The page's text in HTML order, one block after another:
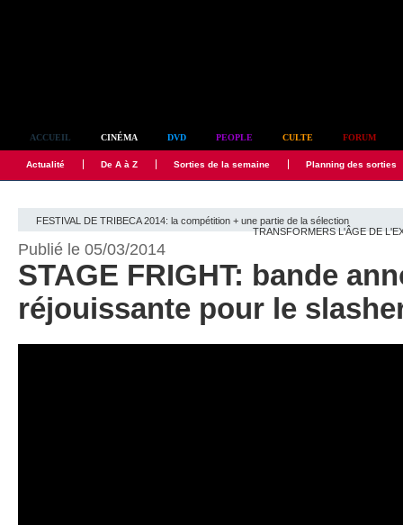
ACCUEIL CINÉMA DVD PEOPLE CULTE FORUM
Actualité De A à Z Sorties de la semaine Planning des sorties
FESTIVAL DE TRIBECA 2014: la compétition + une partie de la sélection
TRANSFORMERS L'ÂGE DE
Publié le 05/03/2014
STAGE FRIGHT: bande
réjouissante pour le